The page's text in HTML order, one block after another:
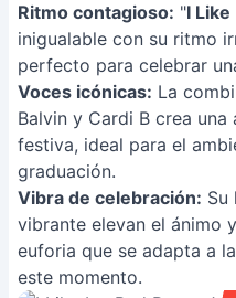
Ritmo contagioso: "I Like
inigualable con su ritmo
perfecto para celebrar
Voces icónicas: La
Balvin y Cardi B crea
festiva, ideal para el
graduación.
Vibra de celebración: Su
vibrante elevan el ánimo
euforia que se adapta a
este momento.